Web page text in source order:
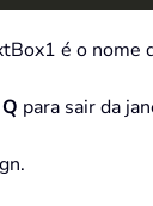
é o
Q para sair da